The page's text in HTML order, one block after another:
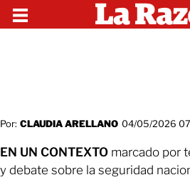
Por: CLAUDIA ARELLANO 04/05/2026
EN UN CONTEXTO marcado por
y debate sobre la seguridad